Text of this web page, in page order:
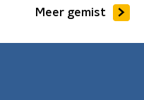
Meer gemist